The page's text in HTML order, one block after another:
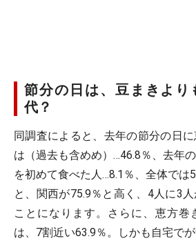
節分の日は、豆まきより
代？
同調査によると、去年の節分の日
は（過去も含めめ）…46.8％、去年
を初めて食べた人…8.1％、全体では
と、関西が75.9％と高く、4人に3
ことになります。さらに、恵方巻
は、7割近い63.9％。しかも自宅でが